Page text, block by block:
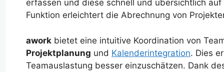
erfassen und diese schnell und übersichtlich
Funktion erleichtert die Abrechnung von
awork bietet eine intuitive Koordination von
Projektplanung und Kalenderintegration. Dies
Teamauslastung besser einzuschätzen. Dank